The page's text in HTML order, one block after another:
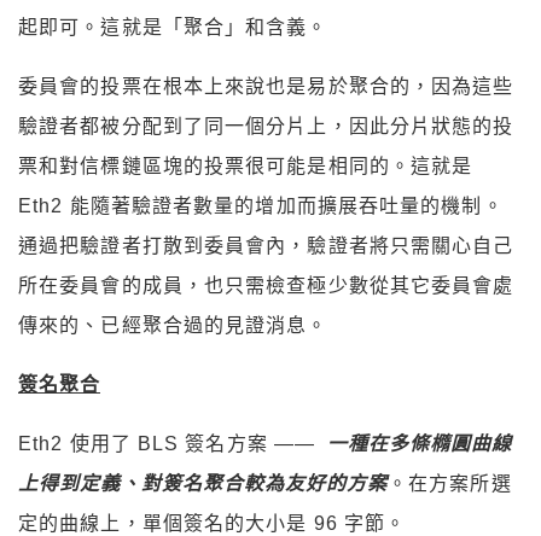
起即可。這就是「聚合」和含義。
委員會的投票在根本上來說也是易於聚合的，因為這些
驗證者都被分配到了同一個分片上，因此分片狀態的投
票和對信標鏈區塊的投票很可能是相同的。這就是
Eth2 能隨著驗證者數量的增加而擴展吞吐量的機制。
通過把驗證者打散到委員會內，驗證者將只需關心自己
所在委員會的成員，也只需檢查極少數從其它委員會處
傳來的、已經聚合過的見證消息。
簽名聚合
Eth2 使用了 BLS 簽名方案 ——
一種在多條橢圓曲線
上得到定義、對簽名聚合較為友好的方案。在方案所選
定的曲線上，單個簽名的大小是 96 字節。